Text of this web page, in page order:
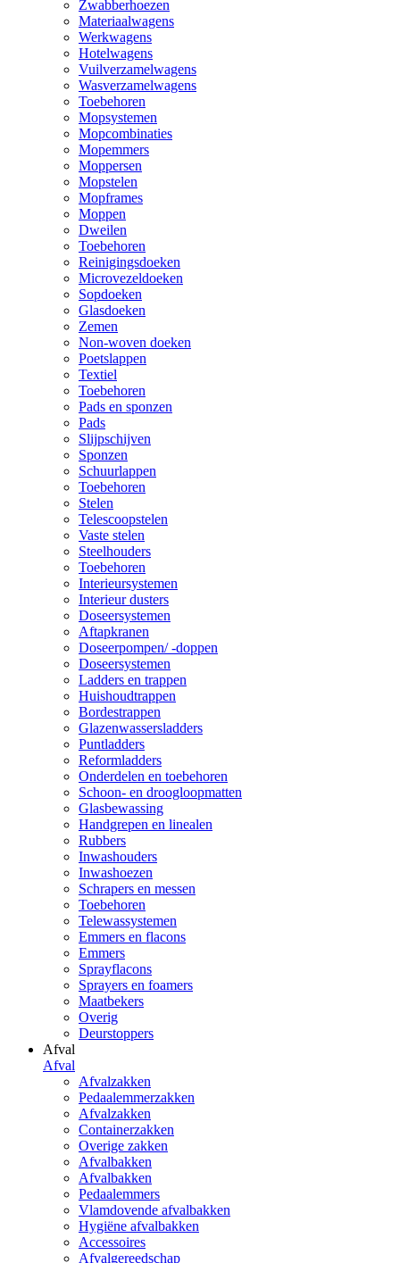
Zwabberhoezen
Materiaalwagens
Werkwagens
Hotelwagens
Vuilverzamelwagens
Wasverzamelwagens
Toebehoren
Mopsystemen
Mopcombinaties
Mopemmers
Moppersen
Mopstelen
Mopframes
Moppen
Dweilen
Toebehoren
Reinigingsdoeken
Microvezeldoeken
Sopdoeken
Glasdoeken
Zemen
Non-woven doeken
Poetslappen
Textiel
Toebehoren
Pads en sponzen
Pads
Slijpschijven
Sponzen
Schuurlappen
Toebehoren
Stelen
Telescoopstelen
Vaste stelen
Steelhouders
Toebehoren
Interieursystemen
Interieur dusters
Doseersystemen
Aftapkranen
Doseerpompen/ -doppen
Doseersystemen
Ladders en trappen
Huishoudtrappen
Bordestrappen
Glazenwassersladders
Puntladders
Reformladders
Onderdelen en toebehoren
Schoon- en droogloopmatten
Glasbewassing
Handgrepen en linealen
Rubbers
Inwashouders
Inwashoezen
Schrapers en messen
Toebehoren
Telewassystemen
Emmers en flacons
Emmers
Sprayflacons
Sprayers en foamers
Maatbekers
Overig
Deurstoppers
Afval
Afval
Afvalzakken
Pedaalemmerzakken
Afvalzakken
Containerzakken
Overige zakken
Afvalbakken
Afvalbakken
Pedaalemmers
Vlamdovende afvalbakken
Hygiëne afvalbakken
Accessoires
Afvalgereedschap